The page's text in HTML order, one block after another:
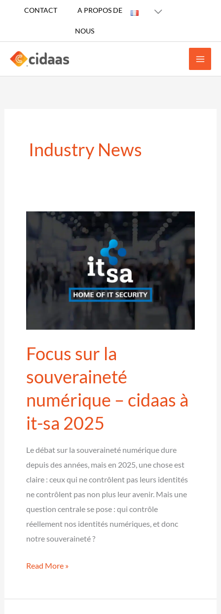
CONTACT A PROPOS DE
NOUS
Industry News
Focus sur la
souveraineté
numérique – cidaas à
it-sa 2025
Le débat sur la souveraineté numérique dure
depuis des années, mais en 2025, une chose est
claire : ceux qui ne contrôlent pas leurs identités
ne contrôlent pas non plus leur avenir. Mais une
question centrale se pose : qui contrôle
réellement nos identités numériques, et donc
notre souveraineté ?
Focus
Read More »